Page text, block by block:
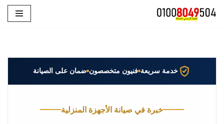
خدمة سريعة فنيون متخصصون ضمان على الصيانة
خبرة في صيانة الأجهزة المنزلية